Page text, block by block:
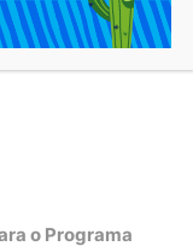
Simões Filho,
o Programa